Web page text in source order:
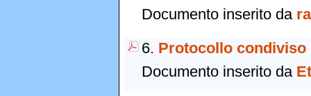
Documento inserito da
6. Protocollo condiviso
Documento inserito da